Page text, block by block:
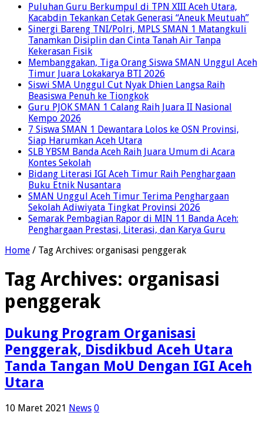
Puluhan Guru Berkumpul di TPN XIII Aceh Utara,
Kacabdin Tekankan Cetak Generasi “Aneuk Meutuah”
Sinergi Bareng TNI/Polri, MPLS SMAN 1 Matangkuli
Tanamkan Disiplin dan Cinta Tanah Air Tanpa
Kekerasan Fisik
Membanggakan, Tiga Orang Siswa SMAN Unggul Aceh
Timur Juara Lokakarya BTI 2026
Siswi SMA Unggul Cut Nyak Dhien Langsa Raih
Beasiswa Penuh ke Tiongkok
Guru PJOK SMAN 1 Calang Raih Juara II Nasional
Kempo 2026
7 Siswa SMAN 1 Dewantara Lolos ke OSN Provinsi,
Siap Harumkan Aceh Utara
SLB YBSM Banda Aceh Raih Juara Umum di Acara
Kontes Sekolah
Bidang Literasi IGI Aceh Timur Raih Penghargaan
Buku Etnik Nusantara
SMAN Unggul Aceh Timur Terima Penghargaan
Sekolah Adiwiyata Tingkat Provinsi 2026
Semarak Pembagian Rapor di MIN 11 Banda Aceh:
Penghargaan Prestasi, Literasi, dan Karya Guru
Home / Tag Archives: organisasi penggerak
Tag Archives: organisasi
penggerak
Dukung Program Organisasi
Penggerak, Disdikbud Aceh Utara
Tanda Tangan MoU Dengan IGI Aceh
Utara
10 Maret 2021 News 0